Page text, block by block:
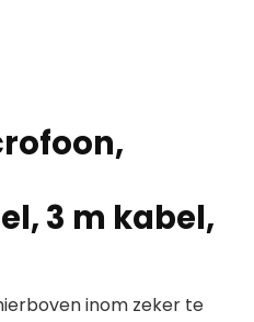
3 m kabel,
inom zeker te